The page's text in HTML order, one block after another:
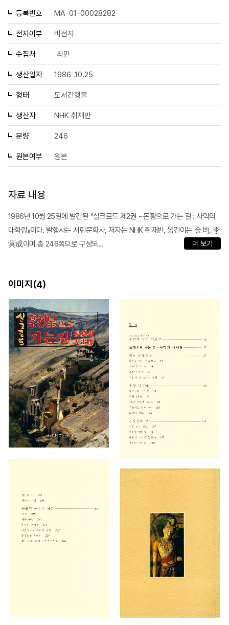
등록번호 MA-01-00028282
전자여부 비전자
수집처 최민
생산일자 1986 .10.25
형태 도서간행물
생산자 NHK 취재반
분량 246
원본여부 원본
자료 내용
1986년 10월 25일에 발간된 『실크로드 제2권 - 돈황으로 가는 길 : 사막의
대화랑』이다. 발행사는 서린문화사, 저자는 NHK 취재반, 옮긴이는 金均, 李
蓂成이며 총 246쪽으로 구성되...
더 보기
이미지(4)